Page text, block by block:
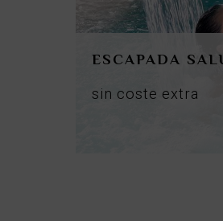
ESCAPADA
sin coste extra